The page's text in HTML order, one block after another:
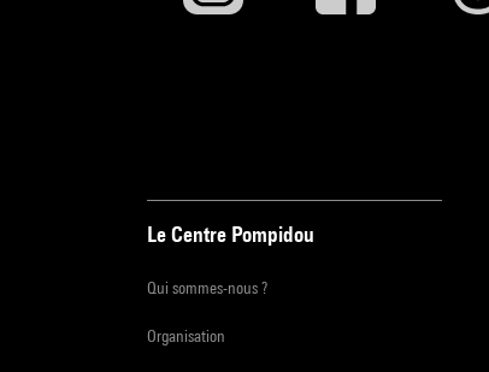
Le Centre Pompidou
Qui sommes-nous ?
Organisation